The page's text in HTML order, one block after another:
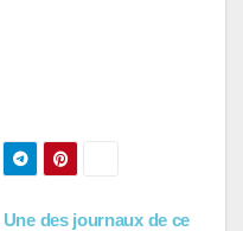
Une des journaux de ce